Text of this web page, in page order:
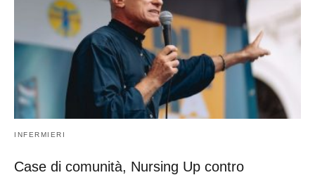
INFERMIERI
Case di comunità, Nursing Up contro